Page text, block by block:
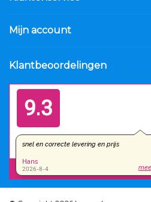
Mijn account
Klantbeoordelingen